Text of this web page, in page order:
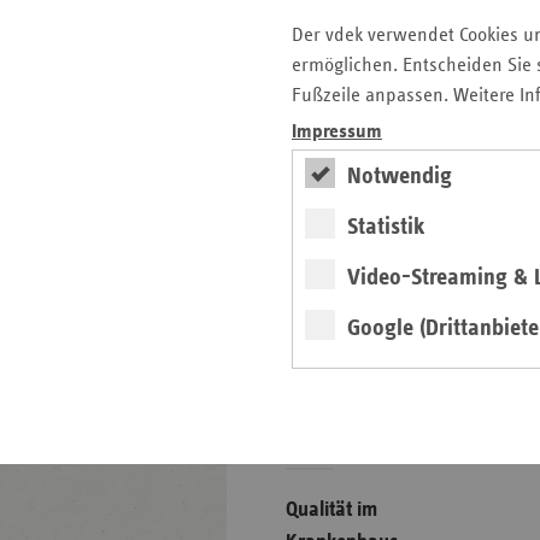
Der vdek verwendet Cookies
ermöglichen. Entscheiden
Fußzeile anpassen. Weitere
Impressum
Notwendig
Statistik
Video-Streaming &
Google
Das Gesundheitswesen
in Sachsen-Anhalt
Basisdaten
Qualität im